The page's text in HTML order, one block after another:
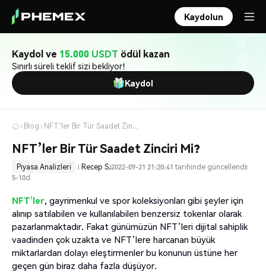
Kaydolun
Kaydol ve 15.000 USDT ödül kazan
Sınırlı süreli teklif sizi bekliyor!
Kaydol
Blog NFT’ler Bir Tür Saadet Zinciri Mi?
NFT’ler Bir Tür Saadet Zinciri Mi?
Piyasa Analizleri Recep S.2022-09-21 21:20:41 tarihinde güncellendi
5-10d
NFT’ler, gayrimenkul ve spor koleksiyonları gibi şeyler için
alınıp satılabilen ve kullanılabilen benzersiz tokenlar olarak
pazarlanmaktadır. Fakat günümüzün NFT’leri dijital sahiplik
vaadinden çok uzakta ve NFT’lere harcanan büyük
miktarlardan dolayı eleştirmenler bu konunun üstüne her
geçen gün biraz daha fazla düşüyor.